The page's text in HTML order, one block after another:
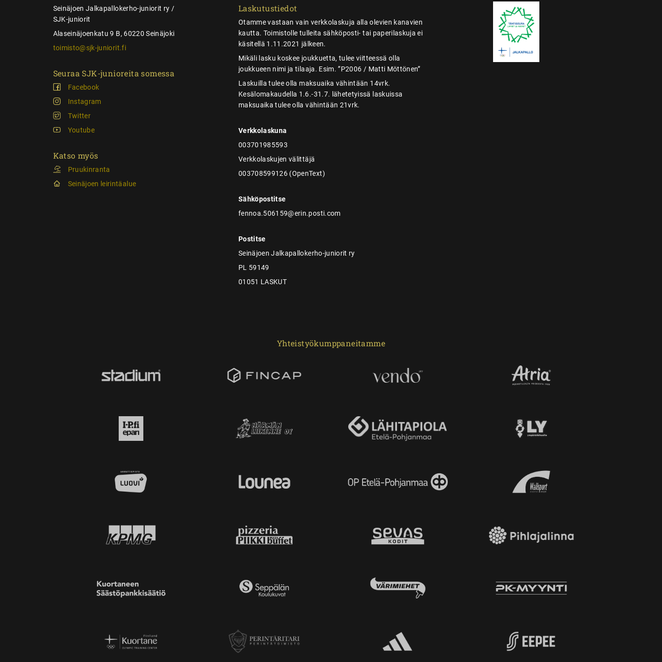
Seinäjoen Jalkapallokerho-juniorit ry /
SJK-juniorit
Alaseinäjoenkatu 9 B, 60220 Seinäjoki
toimisto@sjk-juniorit.fi
Seuraa SJK-junioreita somessa
Facebook
Instagram
Twitter
Youtube
Katso myös
Pruukinranta
Seinäjoen leirintäalue
Laskutustiedot
Otamme vastaan vain verkkolaskuja alla olevien kanavien
kautta. Toimistolle tulleita sähköposti- tai paperilaskuja ei
käsitellä 1.11.2021 jälkeen.
Mikäli lasku koskee joukkuetta, tulee viitteessä olla
joukkueen nimi ja tilaaja. Esim. ”P2006 / Matti Möttönen”
Laskuilla tulee olla maksuaika vähintään 14vrk.
Kesälomakaudella 1.6.-31.7. lähetetyissä laskuissa
maksuaika tulee olla vähintään 21vrk.
Verkkolaskuna
003701985593
Verkkolaskujen välittäjä
003708599126 (OpenText)
Sähköpostitse
fennoa.506159@erin.posti.com
Postitse
Seinäjoen Jalkapallokerho-juniorit ry
PL 59149
01051 LASKUT
Yhteistyökumppaneitamme